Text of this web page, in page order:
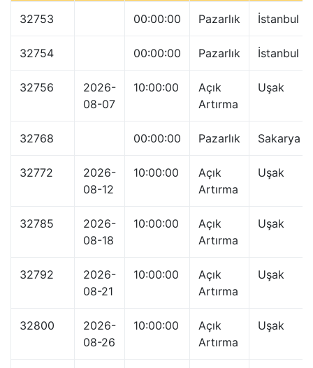
32753 00:00:00 Pazarlık İstanbul
32754 00:00:00 Pazarlık İstanbul
32756
2026-
08-07
10:00:00
Açık
Artırma
Uşak
32768 00:00:00 Pazarlık Sakarya
32772
2026-
08-12
10:00:00
Açık
Artırma
Uşak
32785
2026-
08-18
10:00:00
Açık
Artırma
Uşak
32792
2026-
08-21
10:00:00
Açık
Artırma
Uşak
32800
2026-
08-26
10:00:00
Açık
Artırma
Uşak